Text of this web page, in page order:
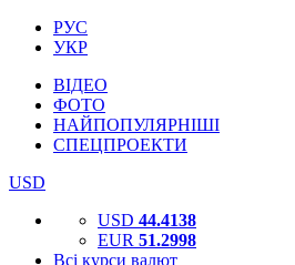
РУС
УКР
ВІДЕО
ФОТО
НАЙПОПУЛЯРНІШІ
СПЕЦПРОЕКТИ
USD
USD 44.4138
EUR 51.2998
Всі курси валют